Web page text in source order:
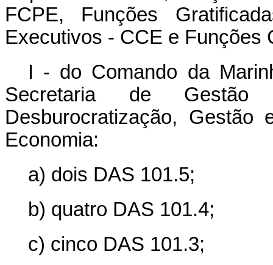
FCPE, Funções
Executivos - CCE e Funções
I - do Comando da
Secretaria de
Desburocratização,
Economia:
a) dois DAS 101.5;
b) quatro DAS 101.4;
c) cinco DAS 101.3;